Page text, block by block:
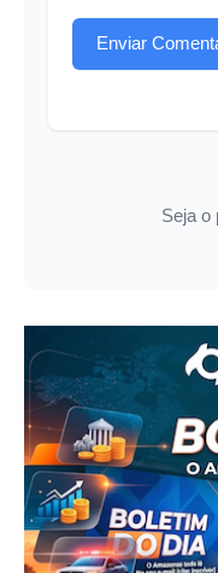
Enviar
Seja o